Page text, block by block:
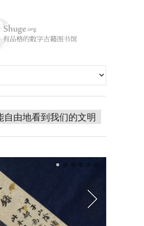
自由地看到我们的文明